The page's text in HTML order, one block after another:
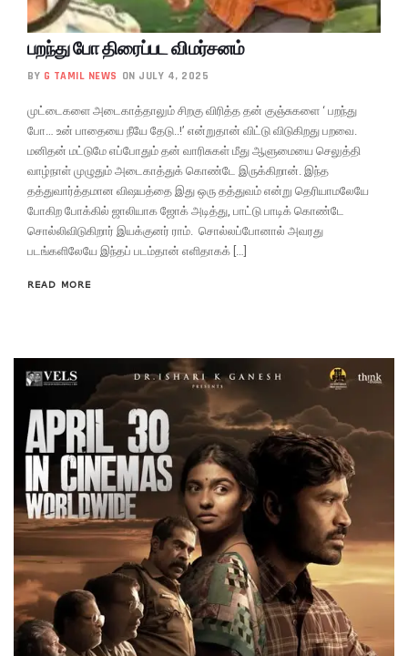
பறந்து போ திரைப்பட விமர்சனம்
BY G TAMIL NEWS ON JULY 4, 2025
முட்டைகளை அடைகாத்தாலும் சிறகு விரித்த தன் குஞ்சுகளை ‘ பறந்து
போ… உன் பாதையை நீயே தேடு..!’ என்றுதான் விட்டு விடுகிறது பறவை.
மனிதன் மட்டுமே எப்போதும் தன் வாரிசுகள் மீது ஆளுமையை செலுத்தி
வாழ்நாள் முழுதும் அடைகாத்துக் கொண்டே இருக்கிறான். இந்த
தத்துவார்த்தமான விஷயத்தை இது ஒரு தத்துவம் என்று தெரியாமலேயே
போகிற போக்கில் ஜாலியாக ஜோக் அடித்து, பாட்டு பாடிக் கொண்டே
சொல்லிவிடுகிறார் இயக்குனர் ராம். சொல்லப்போனால் அவரது
படங்களிலேயே இந்தப் படம்தான் எளிதாகக் […]
READ MORE